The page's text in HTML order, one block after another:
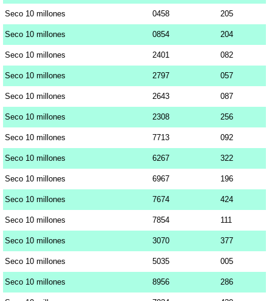
Seco 10 millones 0458 205
Seco 10 millones 0854 204
Seco 10 millones 2401 082
Seco 10 millones 2797 057
Seco 10 millones 2643 087
Seco 10 millones 2308 256
Seco 10 millones 7713 092
Seco 10 millones 6267 322
Seco 10 millones 6967 196
Seco 10 millones 7674 424
Seco 10 millones 7854 111
Seco 10 millones 3070 377
Seco 10 millones 5035 005
Seco 10 millones 8956 286